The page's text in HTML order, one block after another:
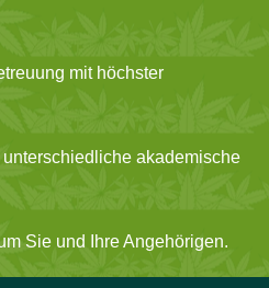
mit höchster
akademische
Sie und Ihre Angehörigen.